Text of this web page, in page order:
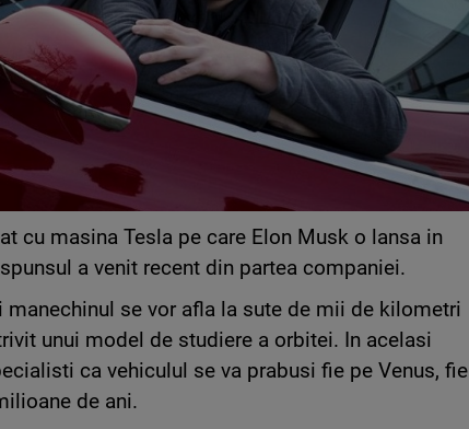
cu masina Tesla pe care Elon Musk o lansa in
a venit recent din partea companiei.
manechinul se vor afla la sute de mii de kilometri
unui model de studiere a orbitei. In acelasi
ca vehiculul se va prabusi fie pe Venus, fie
de ani.